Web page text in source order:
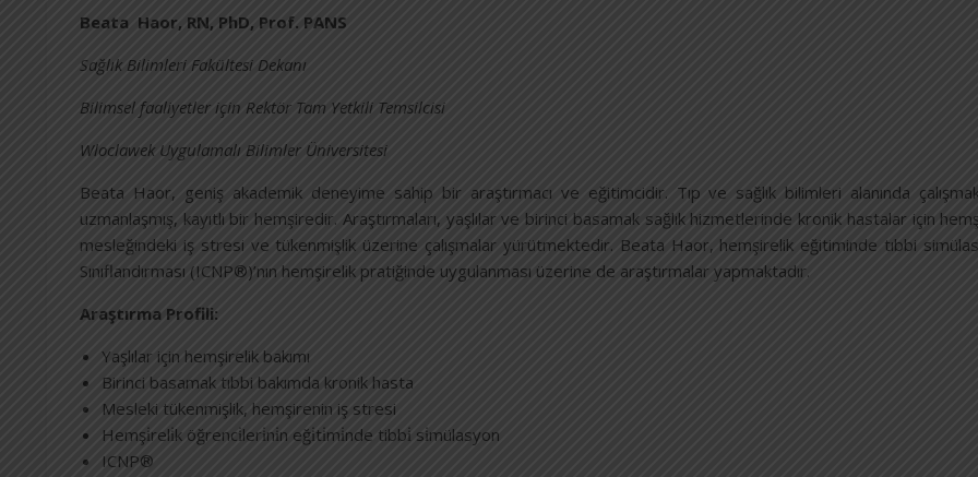
Beata Haor, RN, PhD, Prof. PANS
Sağlık Bilimleri Fakültesi Dekanı
Bilimsel faaliyetler için Rektör Tam Yetkili Temsilcisi
Wloclawek Uygulamalı Bilimler Üniversitesi
Beata Haor, geniş akademik deneyime sahip bir araştırmacı ve eğitimcidir. Tıp ve sağlık bilimleri alanında
uzmanlaşmış, kayıtlı bir hemşiredir. Araştırmaları, yaşlılar ve birinci basamak sağlık hizmetlerinde kronik hastalar için
mesleğindeki iş stresi ve tükenmişlik üzerine çalışmalar yürütmektedir. Beata Haor, hemşirelik eğitiminde tıbbi
Sınıflandırması (ICNP®)’nın hemşirelik pratiğinde uygulanması üzerine de araştırmalar yapmaktadır.
Araştırma Profili:
Yaşlılar için hemşirelik bakımı
Birinci basamak tıbbi bakımda kronik hasta
Mesleki tükenmişlik, hemşirenin iş stresi
Hemşi̇reli̇k öğrenci̇leri̇ni̇n eği̇ti̇mi̇nde tibbi̇ si̇mülasyon
ICNP®